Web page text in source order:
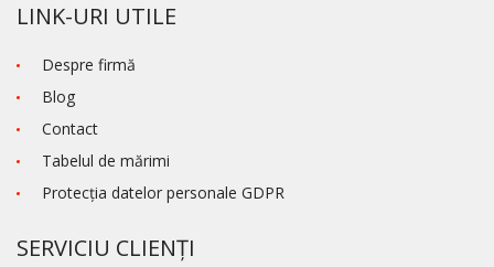
LINK-URI UTILE
Despre firmă
Blog
Contact
Tabelul de mărimi
Protecţia datelor personale GDPR
SERVICIU CLIENȚI